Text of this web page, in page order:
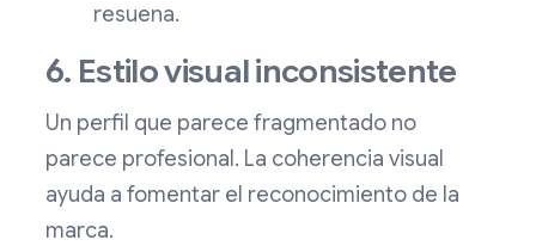
resuena.
6. Estilo visual inconsistente
Un perfil que parece fragmentado no
parece profesional. La coherencia visual
ayuda a fomentar el reconocimiento de la
marca.